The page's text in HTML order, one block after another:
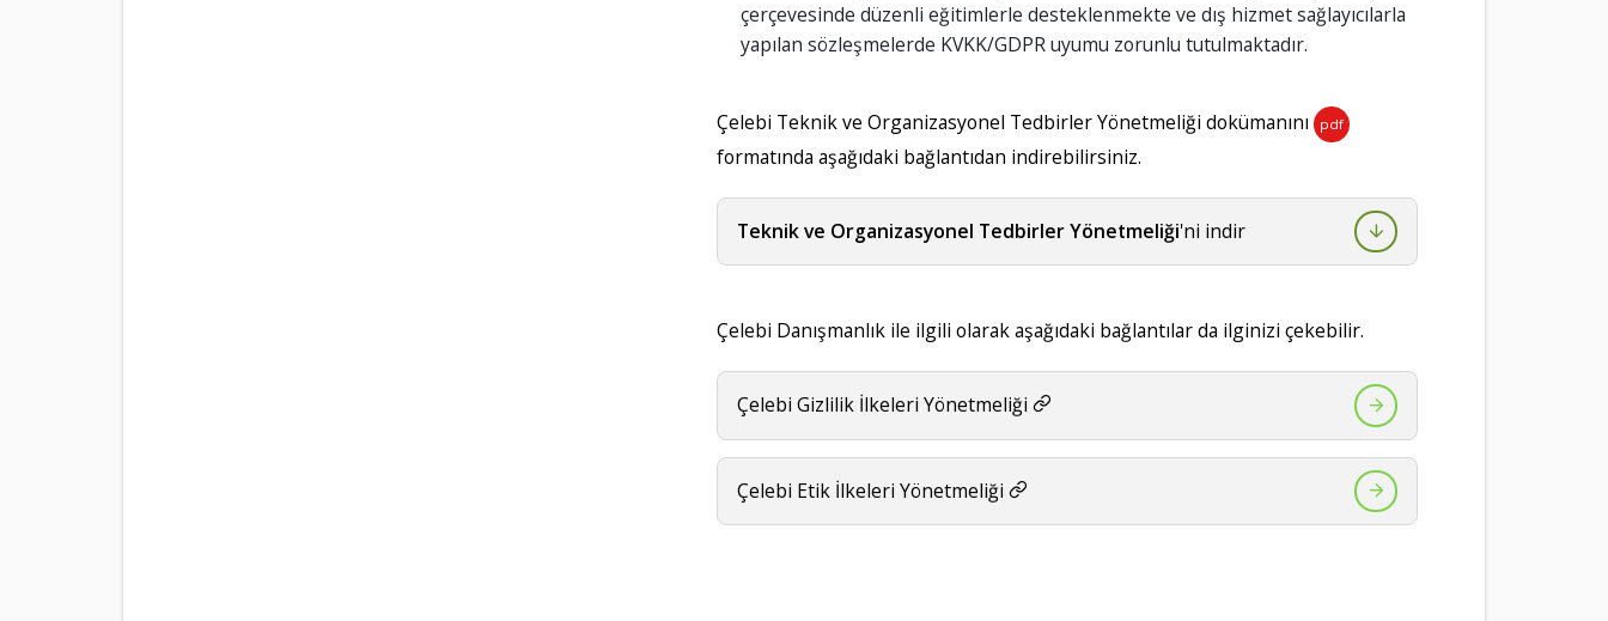
çerçevesinde düzenli eğitimlerle desteklenmekte ve dış hizmet sağlayıcılarla
yapılan sözleşmelerde KVKK/GDPR uyumu zorunlu tutulmaktadır.
Çelebi Teknik ve Organizasyonel Tedbirler Yönetmeliği dokümanını pdf
formatında aşağıdaki bağlantıdan indirebilirsiniz.
Teknik ve Organizasyonel Tedbirler Yönetmeliği'ni indir
Çelebi Danışmanlık ile ilgili olarak aşağıdaki bağlantılar da ilginizi çekebilir.
Çelebi Gizlilik İlkeleri Yönetmeliği
Çelebi Etik İlkeleri Yönetmeliği